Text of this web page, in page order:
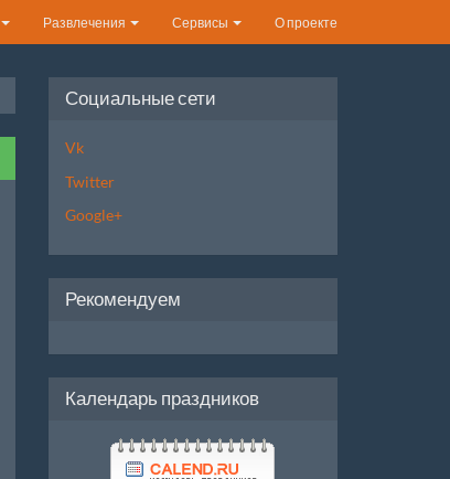
Развлечения Сервисы О проекте
Социальные сети
Vk
Twitter
Google+
Рекомендуем
Календарь праздников